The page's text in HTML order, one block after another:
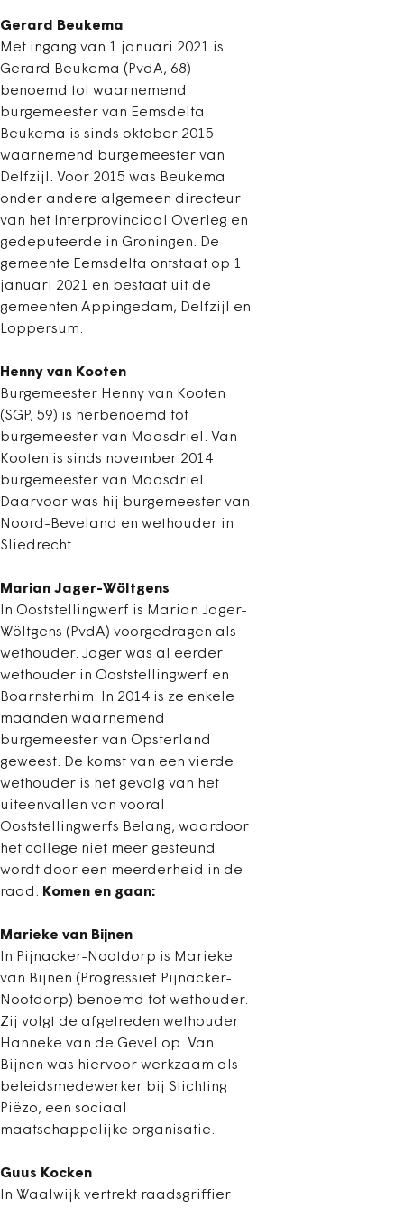
Gerard Beukema
Met ingang van 1 januari 2021 is
Gerard Beukema (PvdA, 68)
benoemd tot waarnemend
burgemeester van Eemsdelta.
Beukema is sinds oktober 2015
waarnemend burgemeester van
Delfzijl. Voor 2015 was Beukema
onder andere algemeen directeur
van het Interprovinciaal Overleg en
gedeputeerde in Groningen. De
gemeente Eemsdelta ontstaat op 1
januari 2021 en bestaat uit de
gemeenten Appingedam, Delfzijl en
Loppersum.
Henny van Kooten
Burgemeester Henny van Kooten
(SGP, 59) is herbenoemd tot
burgemeester van Maasdriel. Van
Kooten is sinds november 2014
burgemeester van Maasdriel.
Daarvoor was hij burgemeester van
Noord-Beveland en wethouder in
Sliedrecht.
Marian Jager-Wöltgens
In Ooststellingwerf is Marian Jager-
Wöltgens (PvdA) voorgedragen als
wethouder. Jager was al eerder
wethouder in Ooststellingwerf en
Boarnsterhim. In 2014 is ze enkele
maanden waarnemend
burgemeester van Opsterland
geweest. De komst van een vierde
wethouder is het gevolg van het
uiteenvallen van vooral
Ooststellingwerfs Belang, waardoor
het college niet meer gesteund
wordt door een meerderheid in de
raad. Komen en gaan:
Marieke van Bijnen
In Pijnacker-Nootdorp is Marieke
van Bijnen (Progressief Pijnacker-
Nootdorp) benoemd tot wethouder.
Zij volgt de afgetreden wethouder
Hanneke van de Gevel op. Van
Bijnen was hiervoor werkzaam als
beleidsmedewerker bij Stichting
Piëzo, een sociaal
maatschappelijke organisatie.
Guus Kocken
In Waalwijk vertrekt raadsgriffier